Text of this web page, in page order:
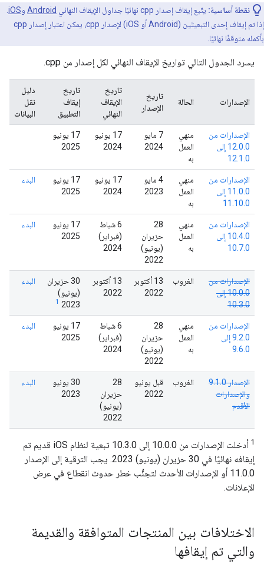
نقطة أساسية: يتّبع إيقاف إصدار cpp نهائيًا جداول الإيقاف النهائي Android وiOS
إذا تم إيقاف إحدى التبعيتَين (Android أو iOS) لإصدار cpp، يمكن اعتبار إصدار cpp
بأكمله متوقفًا نهائيًا.
يسرد الجدول التالي تواريخ الإيقاف النهائي لكل إصدار من cpp.
الإصدارات الحالة
تاريخ
الإصدار
تاريخ
الإيقاف
النهائي
تاريخ
إيقاف
التطبيق
دليل
نقل
البيانات
الإصدارات من
12.0.0 إلى
12.1.0
منهي
العمل
به
‫7 مايو
2024
‫17 يونيو
2024
‫17 يونيو
2025
الإصدارات من
11.0.0 إلى
11.10.0
منهي
العمل
به
‫4 مايو
2023
‫17 يونيو
2024
‫17 يونيو
2025
البدء
الإصدارات من
10.4.0 إلى
10.7.0
منهي
العمل
به
28
حزيران
(يونيو)
2022
6 شباط
(فبراير)
2024
‫17 يونيو
2025
البدء
الإصدارات من
10.0.0 إلى
10.3.0
الغروب
‫13 أكتوبر
2022
‫13 أكتوبر
2022
‫30 حزيران
(يونيو)
2023
1
البدء
الإصدارات من
9.2.0 إلى
9.6.0
منهي
العمل
به
28
حزيران
(يونيو)
2022
6 شباط
(فبراير)
2024
‫17 يونيو
2025
البدء
الإصدار 9.1.0
والإصدارات
الأقدم
الغروب
قبل يونيو
2022
28
حزيران
(يونيو)
2022
‫30 يونيو
2023
البدء
1
أدخلت الإصدارات من 10.0.0 إلى 10.3.0 تبعية لنظام iOS قديم تم
إيقافه نهائيًا في 30 حزيران (يونيو) 2023. يجب الترقية إلى الإصدار
11.0.0 أو الإصدارات الأحدث لتجنُّب خطر حدوث انقطاع في عرض
الإعلانات.
الاختلافات بين المنتجات المتوافقة والقديمة
والتي تم إيقافها